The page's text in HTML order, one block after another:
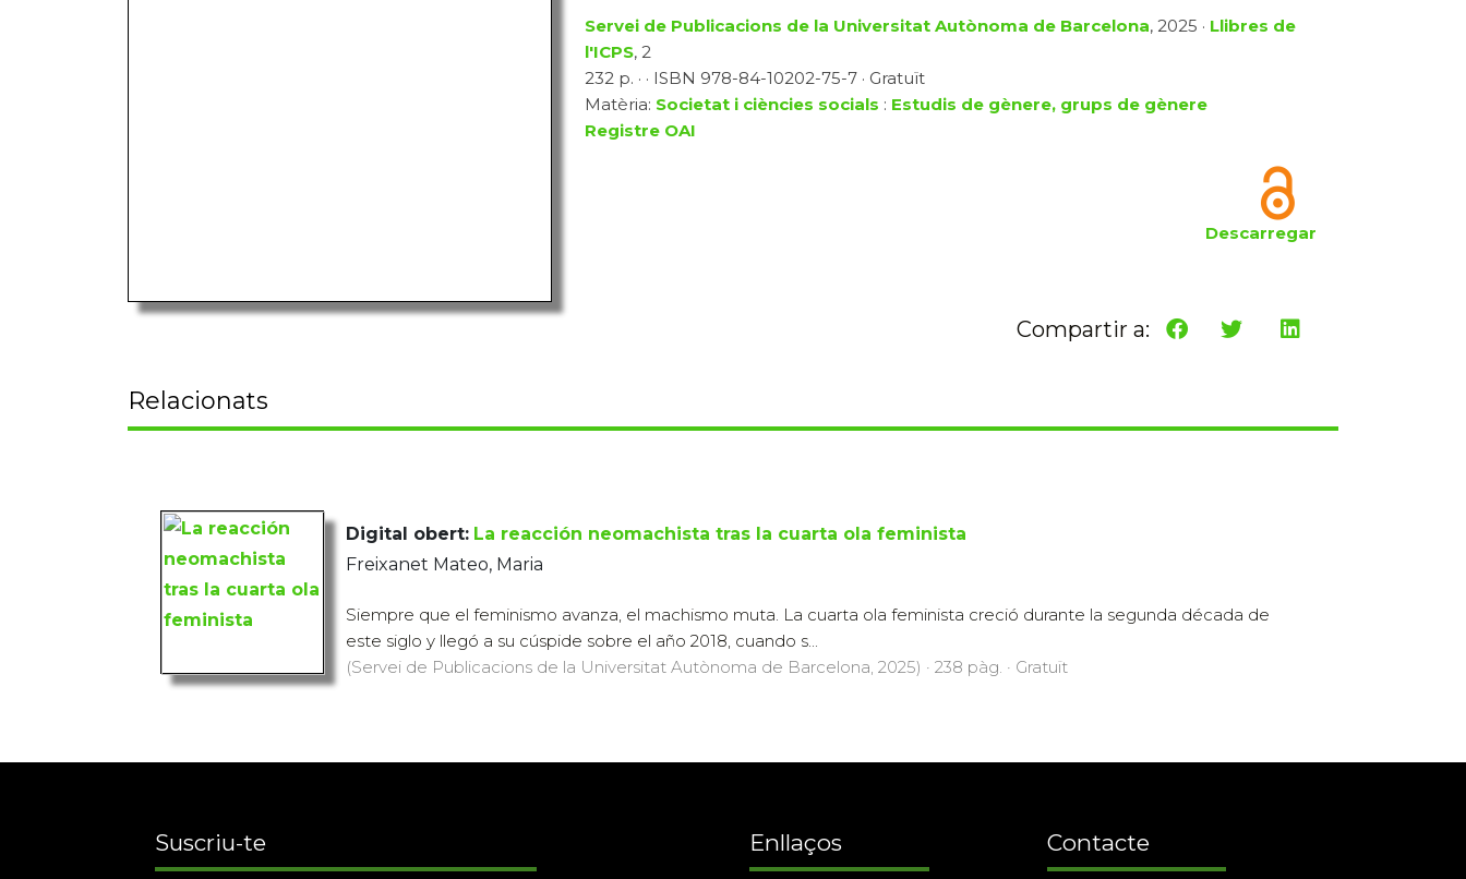
Servei de Publicacions de la Universitat Autònoma de Barcelona, 2025 · Llibres de
l'ICPS, 2
232 p. · · ISBN 978-84-10202-75-7 · Gratuït
Matèria: Societat i ciències socials : Estudis de gènere, grups de gènere
Registre OAI
Descarregar
Compartir a:
Relacionats
Digital obert: La reacción neomachista tras la cuarta ola feminista
Freixanet Mateo, Maria
Siempre que el feminismo avanza, el machismo muta. La cuarta ola feminista creció durante la segunda década de
este siglo y llegó a su cúspide sobre el año 2018, cuando s...
(Servei de Publicacions de la Universitat Autònoma de Barcelona, 2025) · 238 pàg. · Gratuït
Suscriu-te Enllaços Contacte